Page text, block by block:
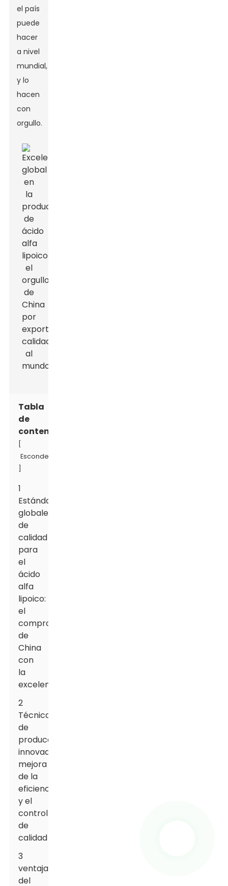
el país
puede
hacer
a nivel
mundial,
y lo
hacen
con
orgullo.
Tabla
de
contenido
Esconder
1
Estándares
globales
de
calidad
para
el
ácido
alfa
lipoico:
el
compromiso
de
China
con
la
excelencia
2
Técnicas
de
producción
innovadoras:
mejora
de la
eficiencia
y el
control
de
calidad
3
ventajas
del